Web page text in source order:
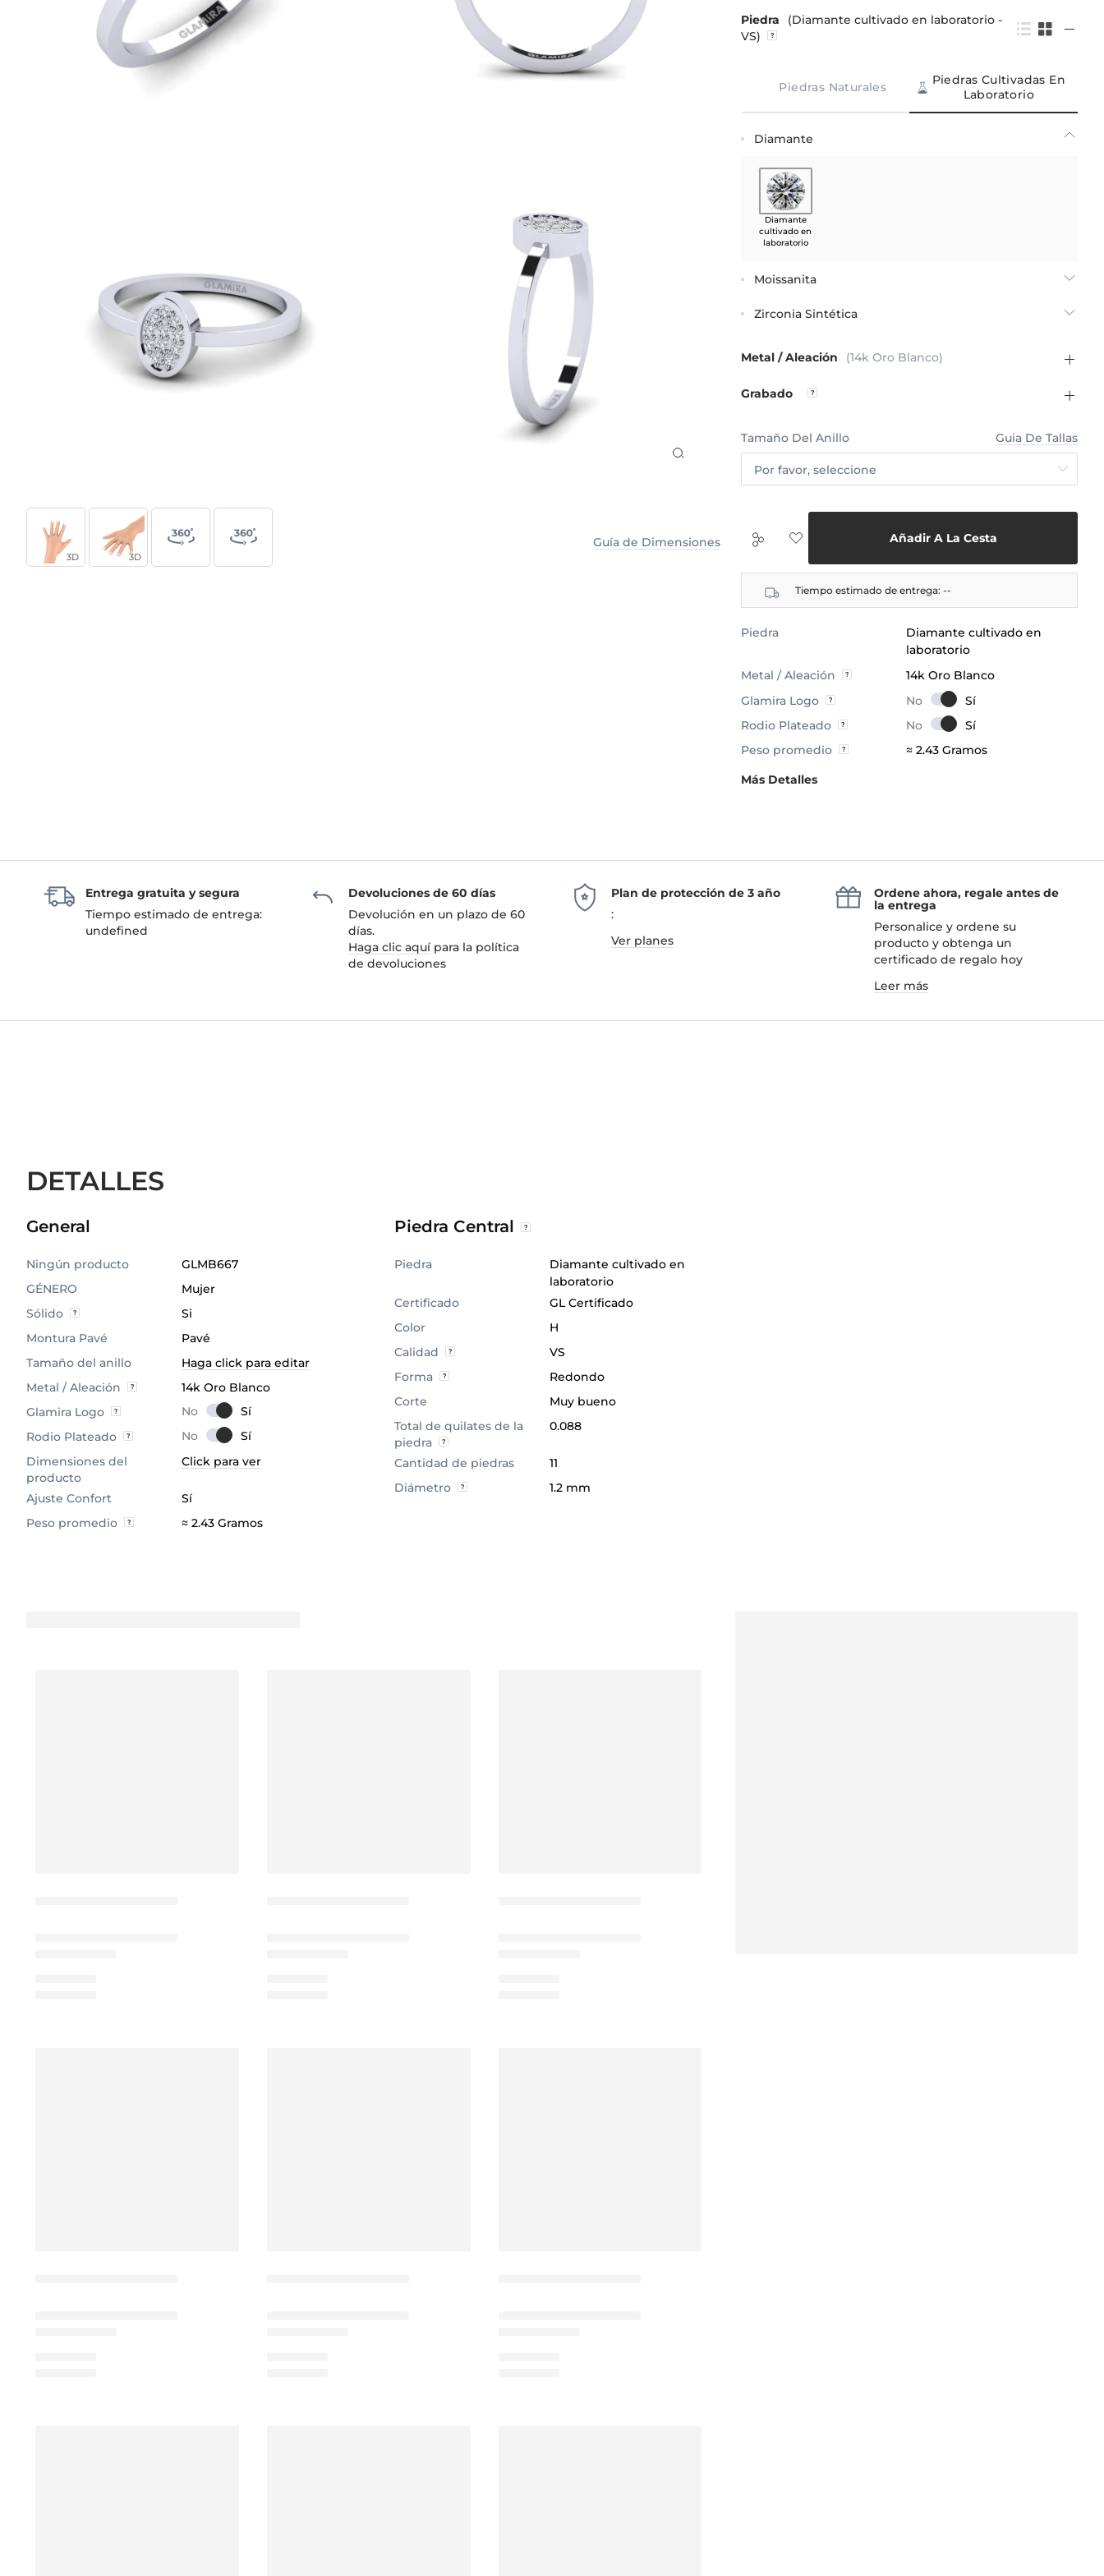
3D 3D
Guía de Dimensiones
Piedra
(Diamante cultivado en laboratorio -
VS)
Piedras Naturales
Piedras Cultivadas En
Laboratorio
Diamante
Diamante
cultivado en
laboratorio
Moissanita
Zirconia Sintética
Metal / Aleación (14k Oro Blanco)
Grabado
Tamaño Del Anillo Guia De Tallas
Por favor, seleccione
Añadir A La Cesta
Tiempo estimado de entrega:--
Piedra
Diamante cultivado en
laboratorio
Metal / Aleación
14k Oro Blanco
Glamira Logo
Rodio Plateado
Peso promedio
≈ 2.43 Gramos
Más Detalles
Entrega gratuita y segura
Tiempo estimado de entrega:
undefined
Devoluciones de 60 días
Devolución en un plazo de 60
días.
Haga clic aquí para la política
de devoluciones
Plan de protección de 3 año
:
Ver planes
Ordene ahora, regale antes de
la entrega
Personalice y ordene su
producto y obtenga un
certificado de regalo hoy
Leer más
DETALLES
General
Ningún producto
GLMB667
GÉNERO
Mujer
Sólido
Si
Montura Pavé
Pavé
Tamaño del anillo
Haga click para editar
Metal / Aleación
14k Oro Blanco
Glamira Logo
Rodio Plateado
Dimensiones del
producto
Click para ver
Ajuste Confort
Sí
Peso promedio
≈ 2.43 Gramos
Piedra Central
Piedra
Diamante cultivado en
laboratorio
Certificado
GL Certificado
Color
H
Calidad
VS
Forma
Redondo
Corte
Muy bueno
Total de quilates de la
piedra
0.088
Cantidad de piedras
11
Diámetro
1.2 mm